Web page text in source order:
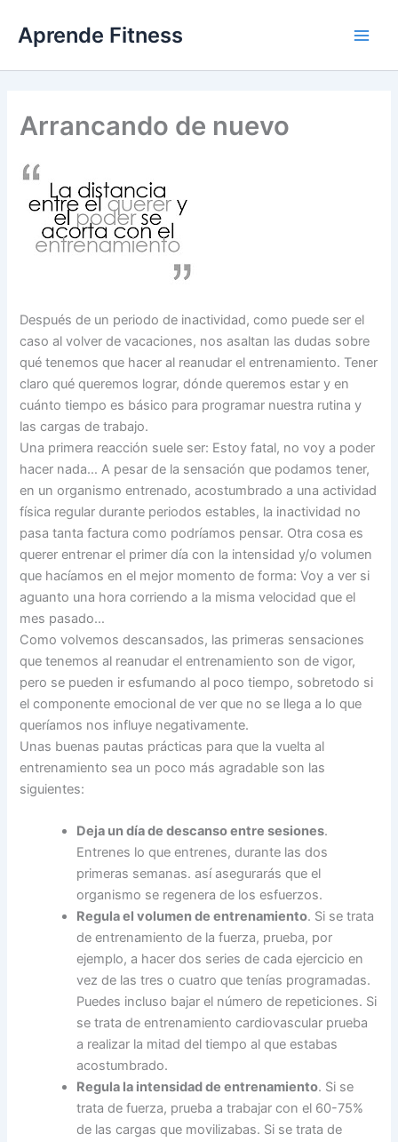
contenido
Aprende Fitness
Arrancando de nuevo
Después de un periodo de inactividad, como puede ser el
caso al volver de vacaciones, nos asaltan las dudas sobre
qué tenemos que hacer al reanudar el entrenamiento. Tener
claro qué queremos lograr, dónde queremos estar y en
cuánto tiempo es básico para programar nuestra rutina y
las cargas de trabajo.
Una primera reacción suele ser: Estoy fatal, no voy a poder
hacer nada… A pesar de la sensación que podamos tener,
en un organismo entrenado, acostumbrado a una actividad
física regular durante periodos estables, la inactividad no
pasa tanta factura como podríamos pensar. Otra cosa es
querer entrenar el primer día con la intensidad y/o volumen
que hacíamos en el mejor momento de forma: Voy a ver si
aguanto una hora corriendo a la misma velocidad que el
mes pasado…
Como volvemos descansados, las primeras sensaciones
que tenemos al reanudar el entrenamiento son de vigor,
pero se pueden ir esfumando al poco tiempo, sobretodo si
el componente emocional de ver que no se llega a lo que
queríamos nos influye negativamente.
Unas buenas pautas prácticas para que la vuelta al
entrenamiento sea un poco más agradable son las
siguientes:
Deja un día de descanso entre sesiones.
Entrenes lo que entrenes, durante las dos
primeras semanas. así asegurarás que el
organismo se regenera de los esfuerzos.
Regula el volumen de entrenamiento. Si se trata
de entrenamiento de la fuerza, prueba, por
ejemplo, a hacer dos series de cada ejercicio en
vez de las tres o cuatro que tenías programadas.
Puedes incluso bajar el número de repeticiones. Si
se trata de entrenamiento cardiovascular prueba
a realizar la mitad del tiempo al que estabas
acostumbrado.
Regula la intensidad de entrenamiento. Si se
trata de fuerza, prueba a trabajar con el 60-75%
de las cargas que movilizabas. Si se trata de